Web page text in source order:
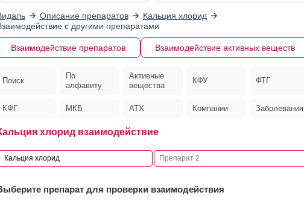
Описание препаратов
Кальция хлорид
с другими препаратами
Взаимодействие препаратов Взаимодействие активных веществ
Поиск
По
алфавиту
Активные
вещества
КФУ ФТГ
КФГ МКБ АТХ Компании Заболевания
хлорид взаимодействие
препарат для проверки взаимодействия